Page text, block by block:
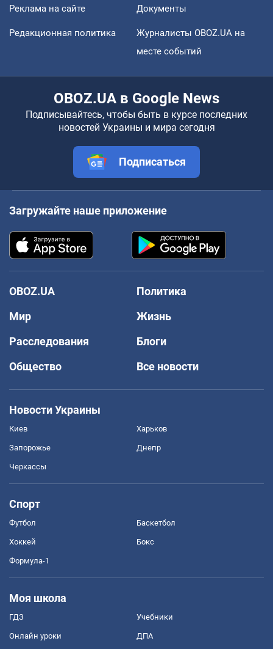
Реклама на сайте Документы
Редакционная политика
Журналисты OBOZ.UA на
месте событий
OBOZ.UA в Google News
Подписывайтесь, чтобы быть в курсе последних
новостей Украины и мира сегодня
Подписаться
Загружайте наше приложение
OBOZ.UA
Политика
Мир
Жизнь
Расследования
Блоги
Общество
Все новости
Новости Украины
Киев Харьков
Запорожье Днепр
Черкассы
Спорт
Футбол Баскетбол
Хоккей Бокс
Формула-1
Моя школа
ГДЗ Учебники
Онлайн уроки ДПА